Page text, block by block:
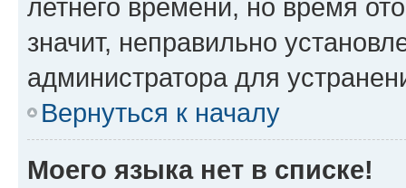
летнего времени, но время
значит, неправильно
администратора для
Вернуться к началу
Моего языка нет в списке!